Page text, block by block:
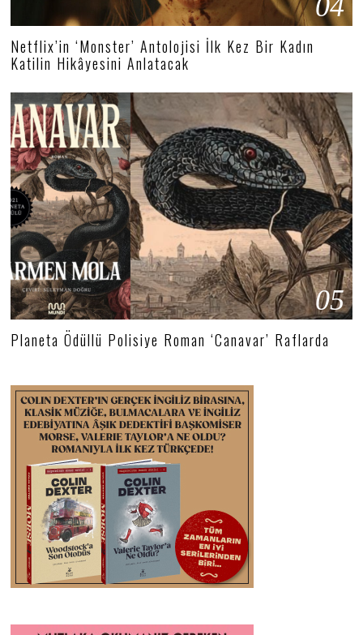
Netflix’in ‘Monster’ Antolojisi İlk Kez Bir Kadın
Katilin Hikâyesini Anlatacak
05
Planeta Ödüllü Polisiye Roman ‘Canavar’ Raflarda